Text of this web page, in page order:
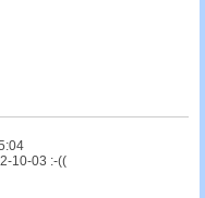
10-03 :-((